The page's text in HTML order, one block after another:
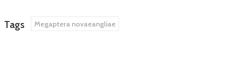
Tags Megaptera novaeangliae